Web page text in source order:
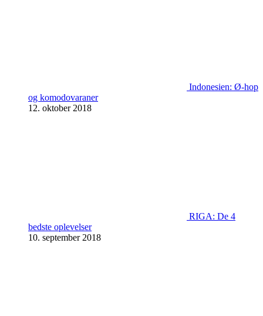
Indonesien: Ø-hop
og komodovaraner
12. oktober 2018
RIGA: De 4
bedste oplevelser
10. september 2018